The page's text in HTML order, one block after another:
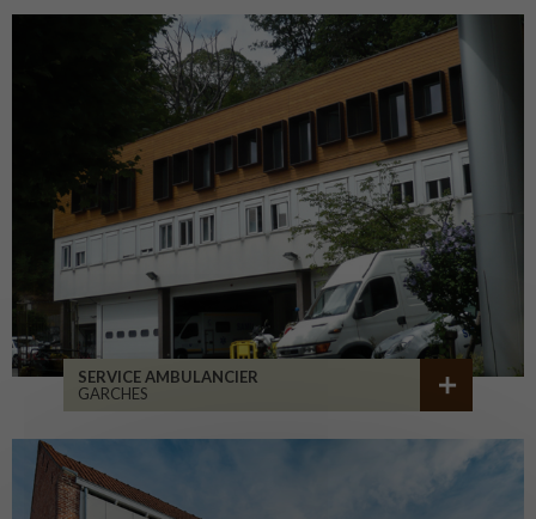
SERVICE AMBULANCIER
GARCHES